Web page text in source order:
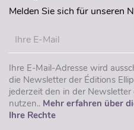
Melden Sie sich für unseren
Ihre E-Mail-Adresse wird
die Newsletter der Éditions
jederzeit den in der
nutzen.. Mehr erfahren über
Ihre Rechte